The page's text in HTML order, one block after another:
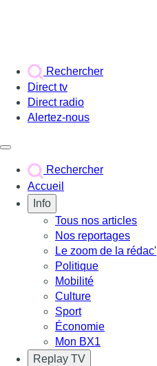
Rechercher
Direct tv
Direct radio
Alertez-nous
Rechercher
Accueil
Info
Tous nos articles
Nos reportages
Le zoom de la rédac'
Politique
Mobilité
Culture
Sport
Économie
Mon BX1
Replay TV